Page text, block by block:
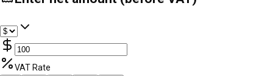
VAT Rate